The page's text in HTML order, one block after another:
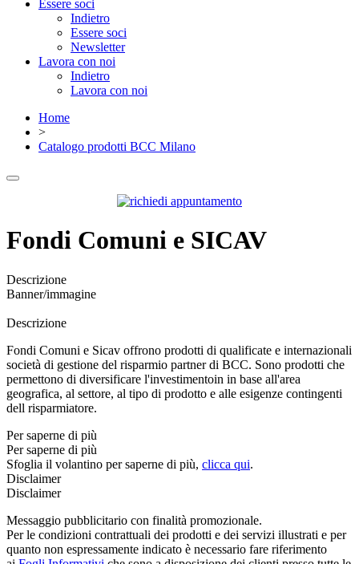
Essere soci
Indietro
Essere soci
Newsletter
Lavora con noi
Indietro
Lavora con noi
Home
>
Catalogo prodotti BCC Milano
Fondi Comuni e SICAV
Descrizione
Banner/immagine
Descrizione
Fondi Comuni e Sicav offrono prodotti di qualificate e internazionali
società di gestione del risparmio partner di BCC. Sono prodotti che
permettono di diversificare l'investimentoin in base all'area
geografica, al settore, al tipo di prodotto e alle esigenze contingenti
dell risparmiatore.
Per saperne di più
Per saperne di più
Sfoglia il volantino per saperne di più, clicca qui.
Disclaimer
Disclaimer
Messaggio pubblicitario con finalità promozionale.
Per le condizioni contrattuali dei prodotti e dei servizi illustrati e per
quanto non espressamente indicato è necessario fare riferimento